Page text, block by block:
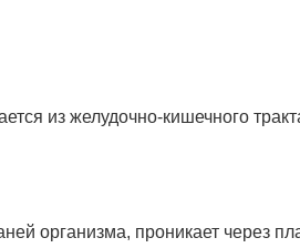
из желудочно-кишечного
организма, проникает через